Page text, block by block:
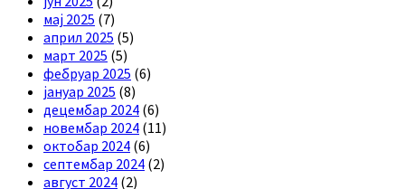
мај 2025 (7)
април 2025 (5)
март 2025 (5)
фебруар 2025 (6)
јануар 2025 (8)
децембар 2024 (6)
новембар 2024 (11)
октобар 2024 (6)
септембар 2024 (2)
август 2024 (2)